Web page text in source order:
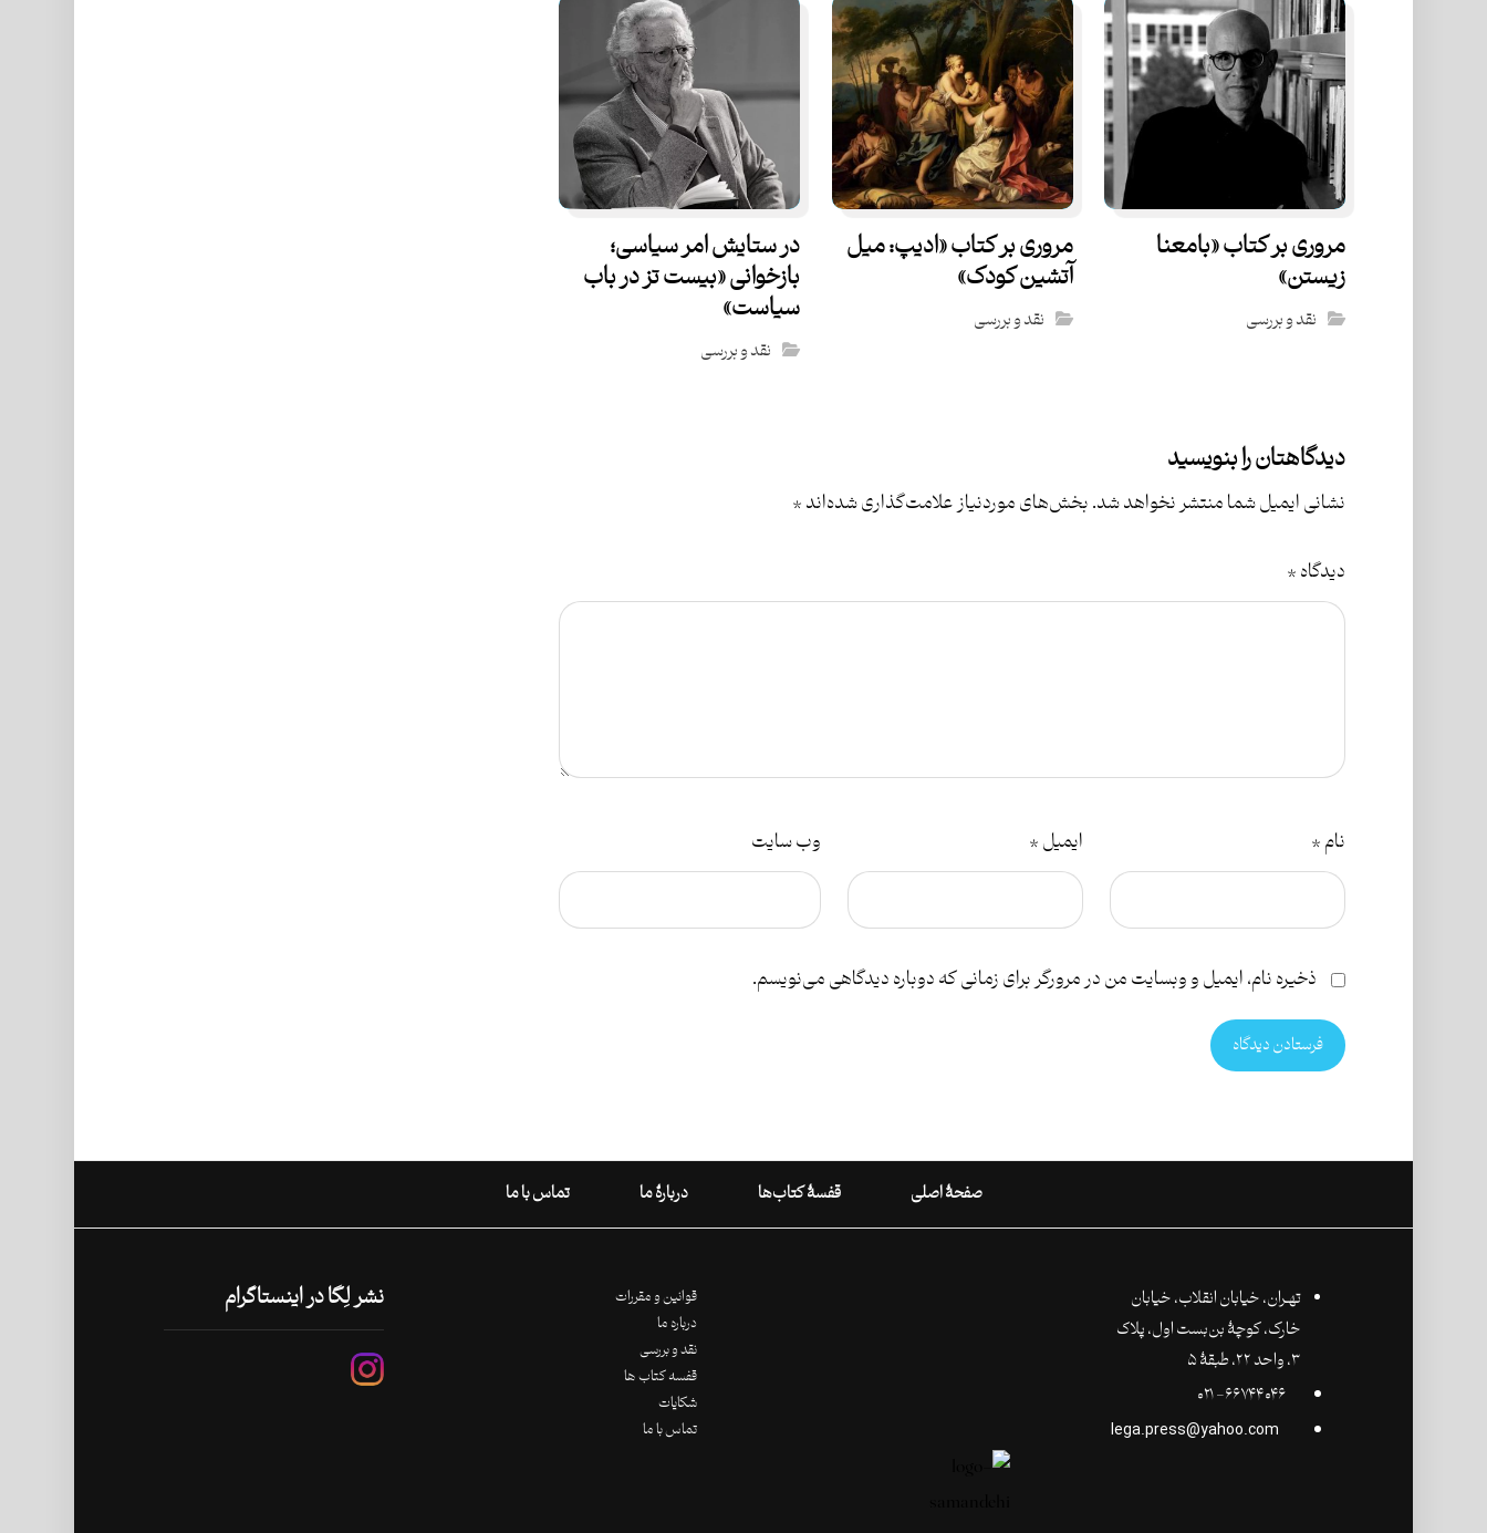
مروری بر کتاب «بامعنا
زیستن»
نقد و بررسی
مروری بر کتاب «ادیپ: میل
آتشین کودک»
نقد و بررسی
در ستایش امر سیاسی؛
بازخوانی «بیست تز در باب
سیاست»
نقد و بررسی
دیدگاهتان را بنویسید
نشانی ایمیل شما منتشر نخواهد شد.بخش‌های موردنیاز علامت‌گذاری شده‌اند*
دیدگاه*
نام* ایمیل* وب‌ سایت
ذخیره نام، ایمیل و وبسایت من در مرورگر برای زمانی که دوباره دیدگاهی می‌نویسم.
فرستادن دیدگاه
صفحۀ اصلی قفسۀ کتاب‌ها دربارۀ ما تماس با ما
تهـران،‌ خیابان انقلاب، خیابان
خارک، کوچۀ بن‌بست اول، پلاک
۳، واحد ۲۲، طبقۀ ۵
قوانین و مقررات
درباره ما
نقد و بررسی
قفسه کتاب ها
شکایات
تماس با ما
نشر لِگا در اینستاگرام